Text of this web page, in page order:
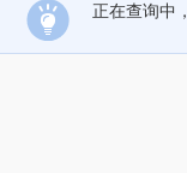
正在查询中